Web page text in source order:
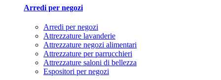
Arredi per negozi
Arredi per negozi
Attrezzature lavanderie
Attrezzature negozi alimentari
Attrezzature per parrucchieri
Attrezzature saloni di bellezza
Espositori per negozi